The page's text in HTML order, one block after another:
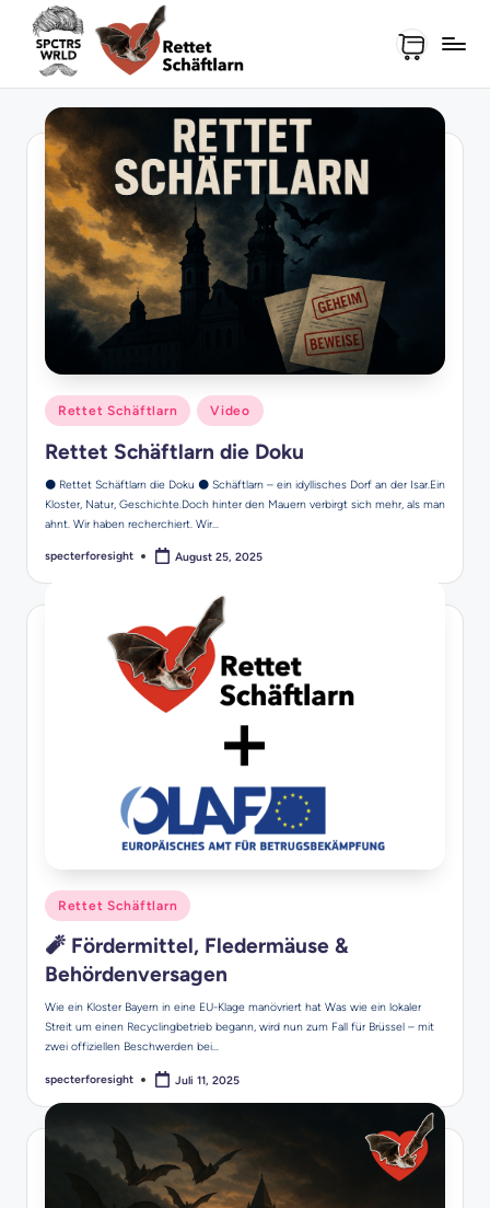
Posted
in
Rettet Schäftlarn Video
Rettet Schäftlarn die Doku
🌑 Rettet Schäftlarn die Doku 🌑 Schäftlarn – ein idyllisches Dorf an der Isar.Ein
Kloster, Natur, Geschichte.Doch hinter den Mauern verbirgt sich mehr, als man
ahnt. Wir haben recherchiert. Wir…
Posted
specterforesight August 25, 2025
Posted
in
Rettet Schäftlarn
🧨 Fördermittel, Fledermäuse &
Behördenversagen
Wie ein Kloster Bayern in eine EU-Klage manövriert hat Was wie ein lokaler
Streit um einen Recyclingbetrieb begann, wird nun zum Fall für Brüssel – mit
zwei offiziellen Beschwerden bei…
Posted
specterforesight Juli 11, 2025